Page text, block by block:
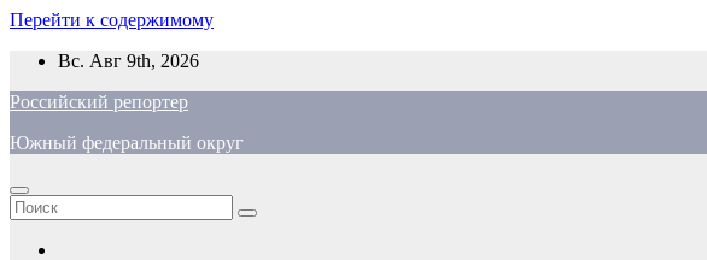
Перейти к содержимому
Вс. Авг 9th, 2026
Российский репортер
Южный федеральный округ